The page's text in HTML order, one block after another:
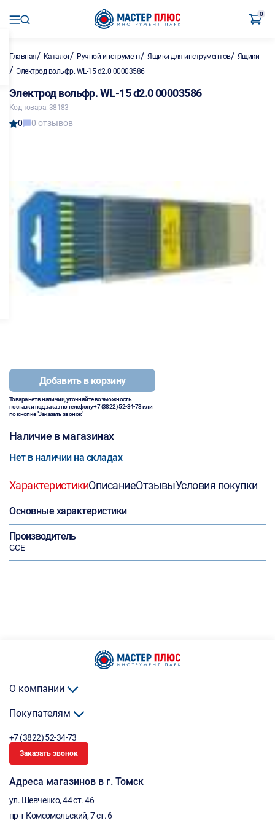
0
Главная/ Каталог/ Ручной инструмент/Ящики для инструментов/ Ящики
/ Электрод вольфр. WL-15 d2.0 00003586
Электрод вольфр. WL-15 d2.0 00003586
Код товара: 38183
0 0 отзывов
Добавить в корзину
Товара нет в наличии, уточняйте возможность
поставки под заказ по телефону+7 (3822) 52-34-73или
по кнопке "Заказать звонок"
Наличие в магазинах
Нет в наличии на складах
ХарактеристикиОписаниеОтзывыУсловия покупки
Основные характеристики
Производитель
GCE
О компании
Покупателям
+7 (3822) 52-34-73
Заказать звонок
Адреса магазинов в г. Томск
ул. Шевченко, 44 ст. 46
пр-т Комсомольский, 7 ст. 6